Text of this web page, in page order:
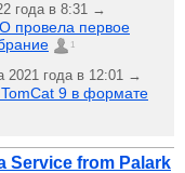
года в 8:31 →
провела первое
1
2021 года в 12:01 →
9 в формате
Service from Palark